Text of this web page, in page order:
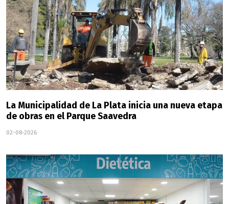
La Municipalidad de La Plata inicia una nueva etapa
de obras en el Parque Saavedra
02-08-2026